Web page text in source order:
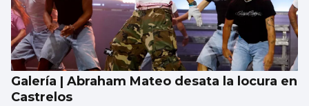
Galería | Abraham Mateo desata la locura en
Castrelos